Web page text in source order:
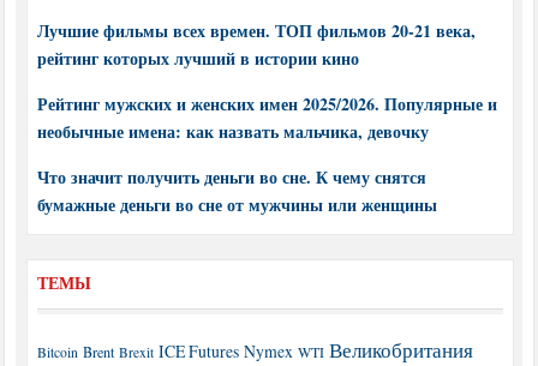
Лучшие фильмы всех времен. ТОП фильмов 20-21 века,
рейтинг которых лучший в истории кино
Рейтинг мужских и женских имен 2025/2026. Популярные и
необычные имена: как назвать мальчика, девочку
Что значит получить деньги во сне. К чему снятся
бумажные деньги во сне от мужчины или женщины
ТЕМЫ
Bitcoin Brent Brexit ICE Futures Nymex WTI Великобритания